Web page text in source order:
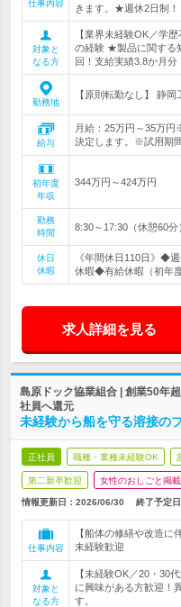
仕事内容
きます。★週休2日制！
対象と
なる方
【業界未経験OK／学
の経験 ★製品に関する
回！支給実績3.8か月分
勤務地
【原則転勤なし】 静
給与
月給：25万円～35万
決定します。※試用期
初年度
年収
344万円～424万円
勤務
時間
8:30～17:30（休憩60
休日
休暇
《年間休日110日》◆
休暇◆有給休暇（初年
求人詳細を見る
島原ドック協業組合 | 創業50年
社員へ還元
未経験から船を守る溶接の
正社員 職種・業種未経験OK
第二新卒歓迎 女性のおしごと掲
情報更新日：2026/06/30 終了予定日
仕事内容
【船体の修繕や改造
未経験歓迎
対象と
なる方
【未経験OK／20・30
に興味がある方歓迎！
す。